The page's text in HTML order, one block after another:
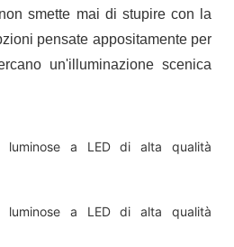
smette mai di stupire con la
pensate appositamente per
un'illuminazione scenica